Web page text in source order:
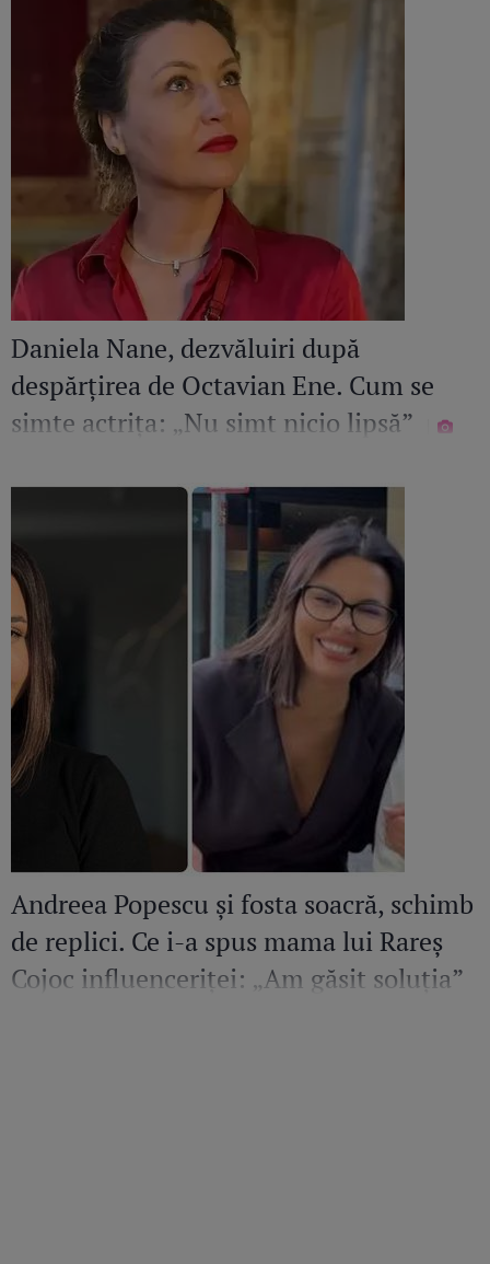
Daniela Nane, dezvăluiri după
despărțirea de Octavian Ene. Cum se
simte actrița: „Nu simt nicio lipsă”
Andreea Popescu și fosta soacră, schimb
de replici. Ce i-a spus mama lui Rareș
Cojoc influenceriței: „Am găsit soluția”